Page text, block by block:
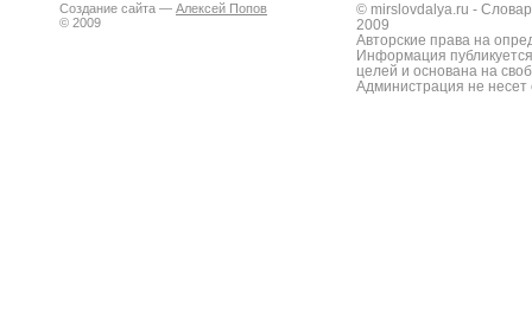
Создание сайта — Алексей Попов
© 2009
© mirslovdalya.ru -
2009
Авторские права на
Информация
целей и основана на
Администрация не несет